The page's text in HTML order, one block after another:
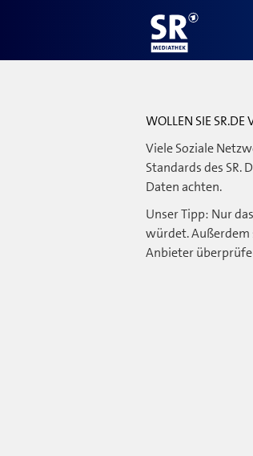
WOLLEN SIE SR.DE
Viele Soziale
Standards des SR.
Daten achten.
Unser Tipp: Nur
würdet.
Anbieter